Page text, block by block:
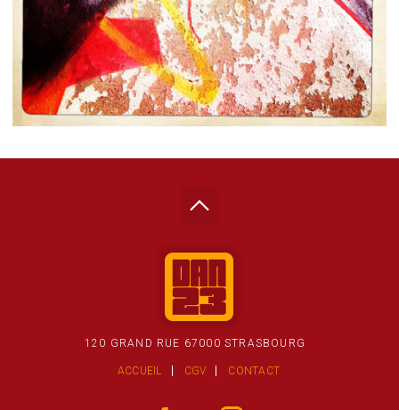
120 GRAND RUE 67000 STRASBOURG
ACCUEIL CGV CONTACT